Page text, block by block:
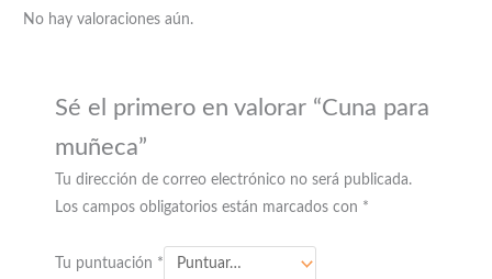
No hay valoraciones aún.
Sé el primero en valorar “Cuna para
muñeca”
Tu dirección de correo electrónico no será publicada.
Los campos obligatorios están marcados con *
Tu puntuación *